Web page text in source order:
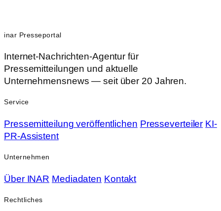
inar Presseportal
Internet-Nachrichten-Agentur für
Pressemitteilungen und aktuelle
Unternehmensnews — seit über 20 Jahren.
Service
Pressemitteilung veröffentlichen Presseverteiler KI-
PR-Assistent
Unternehmen
Über INAR Mediadaten Kontakt
Rechtliches